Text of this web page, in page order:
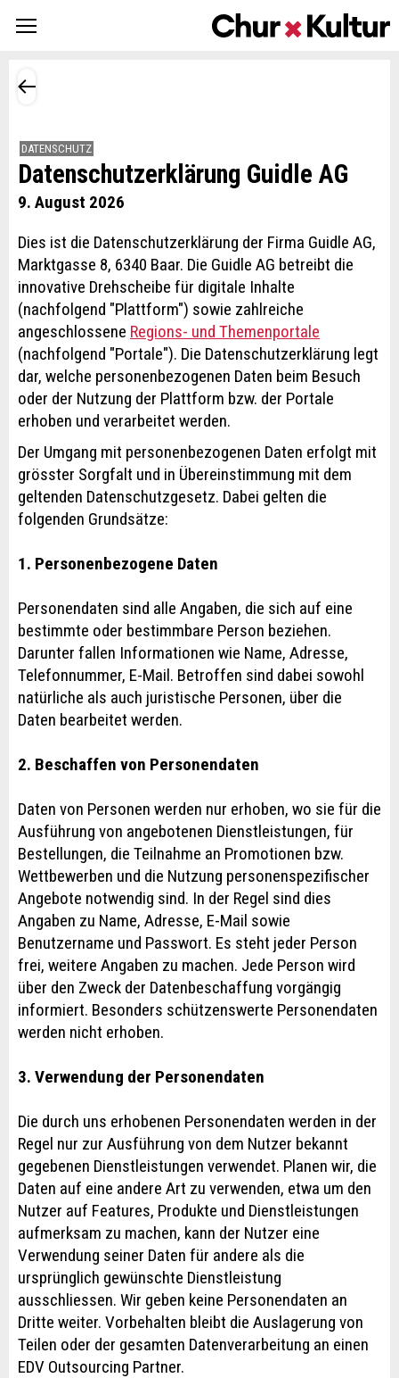
DATENSCHUTZ
Datenschutzerklärung Guidle AG
9. August 2026
Dies ist die Datenschutzerklärung der Firma Guidle AG,
Marktgasse 8, 6340 Baar. Die Guidle AG betreibt die
innovative Drehscheibe für digitale Inhalte
(nachfolgend "Plattform") sowie zahlreiche
angeschlossene Regions- und Themenportale
(nachfolgend "Portale"). Die Datenschutzerklärung legt
dar, welche personenbezogenen Daten beim Besuch
oder der Nutzung der Plattform bzw. der Portale
erhoben und verarbeitet werden.
Der Umgang mit personenbezogenen Daten erfolgt mit
grösster Sorgfalt und in Übereinstimmung mit dem
geltenden Datenschutzgesetz. Dabei gelten die
folgenden Grundsätze:
1. Personenbezogene Daten
Personendaten sind alle Angaben, die sich auf eine
bestimmte oder bestimmbare Person beziehen.
Darunter fallen Informationen wie Name, Adresse,
Telefonnummer, E-Mail. Betroffen sind dabei sowohl
natürliche als auch juristische Personen, über die
Daten bearbeitet werden.
2. Beschaffen von Personendaten
Daten von Personen werden nur erhoben, wo sie für die
Ausführung von angebotenen Dienstleistungen, für
Bestellungen, die Teilnahme an Promotionen bzw.
Wettbewerben und die Nutzung personenspezifischer
Angebote notwendig sind. In der Regel sind dies
Angaben zu Name, Adresse, E-Mail sowie
Benutzername und Passwort. Es steht jeder Person
frei, weitere Angaben zu machen. Jede Person wird
über den Zweck der Datenbeschaffung vorgängig
informiert. Besonders schützenswerte Personendaten
werden nicht erhoben.
3. Verwendung der Personendaten
Die durch uns erhobenen Personendaten werden in der
Regel nur zur Ausführung von dem Nutzer bekannt
gegebenen Dienstleistungen verwendet. Planen wir, die
Daten auf eine andere Art zu verwenden, etwa um den
Nutzer auf Features, Produkte und Dienstleistungen
aufmerksam zu machen, kann der Nutzer eine
Verwendung seiner Daten für andere als die
ursprünglich gewünschte Dienstleistung
ausschliessen. Wir geben keine Personendaten an
Dritte weiter. Vorbehalten bleibt die Auslagerung von
Teilen oder der gesamten Datenverarbeitung an einen
EDV Outsourcing Partner.